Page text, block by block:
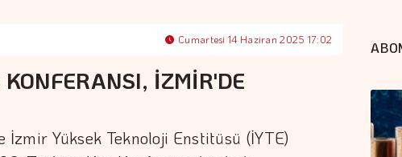
Cumartesi 14 Haziran 2025 17:02
İZMİR'DE
İzmir Yüksek Teknoloji Enstitüsü (İYTE)